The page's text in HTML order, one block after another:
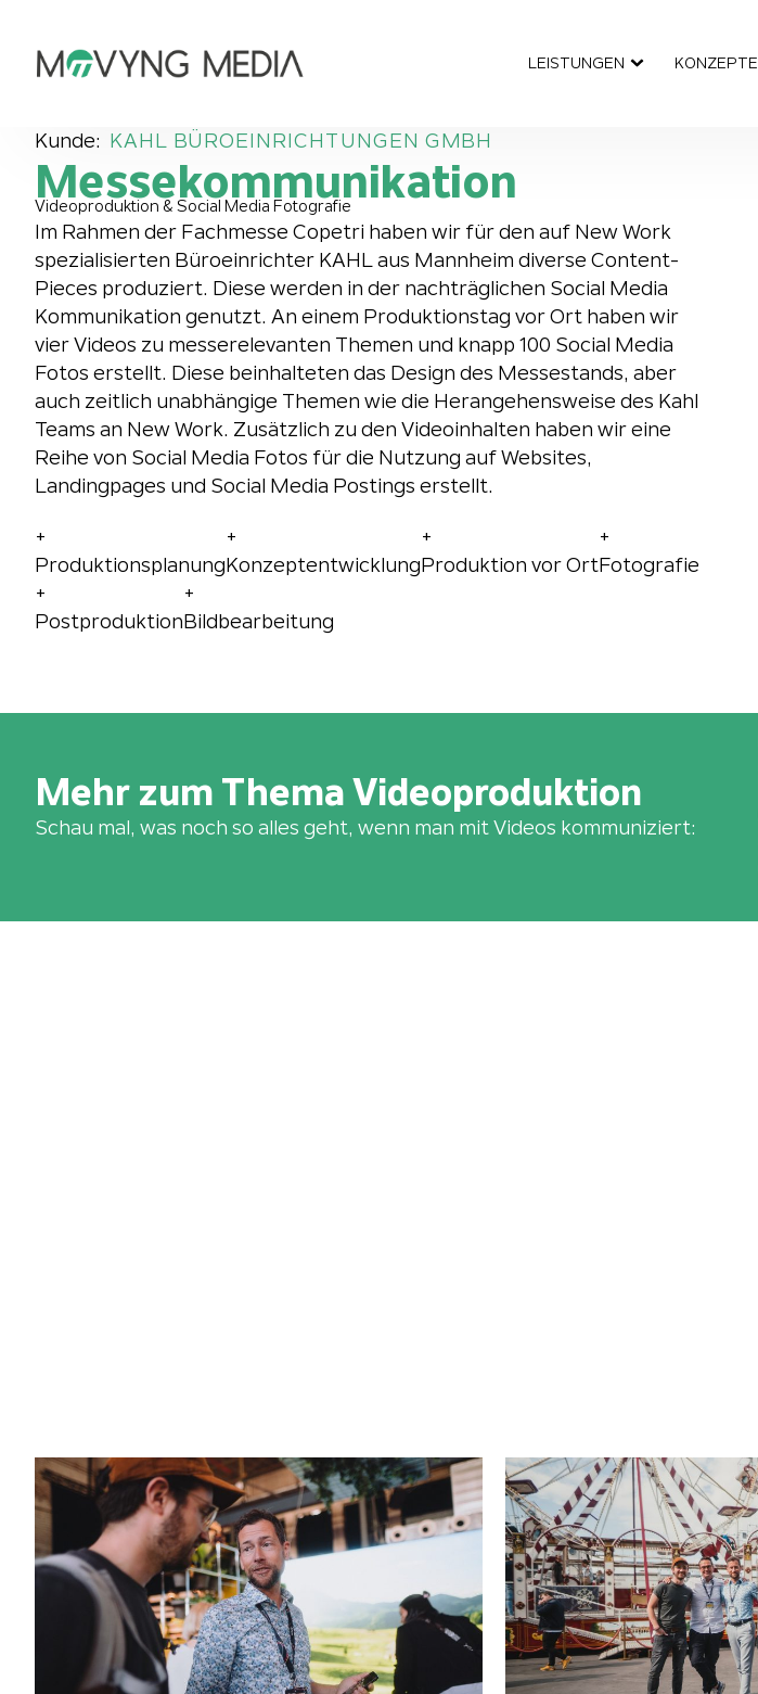
LEISTUNGEN KONZEPTE
Kunde: KAHL BÜROEINRICHTUNGEN GMBH
Messekommunikation
Videoproduktion & Social Media Fotografie
Im Rahmen der Fachmesse Copetri haben wir für den auf New Work
spezialisierten Büroeinrichter KAHL aus Mannheim diverse Content-
Pieces produziert. Diese werden in der nachträglichen Social Media
Kommunikation genutzt. An einem Produktionstag vor Ort haben wir
vier Videos zu messerelevanten Themen und knapp 100 Social Media
Fotos erstellt. Diese beinhalteten das Design des Messestands, aber
auch zeitlich unabhängige Themen wie die Herangehensweise des Kahl
Teams an New Work. Zusätzlich zu den Videoinhalten haben wir eine
Reihe von Social Media Fotos für die Nutzung auf Websites,
Landingpages und Social Media Postings erstellt.
+
Produktionsplanung
+
Konzeptentwicklung
+
Produktion vor Ort
+
Fotografie
+
Postproduktion
+
Bildbearbeitung
Mehr zum Thema Videoproduktion
Schau mal, was noch so alles geht, wenn man mit Videos kommuniziert: